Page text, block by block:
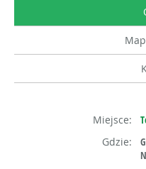
Miejsce:
Gdzie: